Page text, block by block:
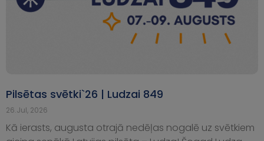
Pilsētas svētki`26 | Ludzai 849
26.Jul, 2026
Kā ierasts, augusta otrajā nedēļas nogalē uz svētkiem